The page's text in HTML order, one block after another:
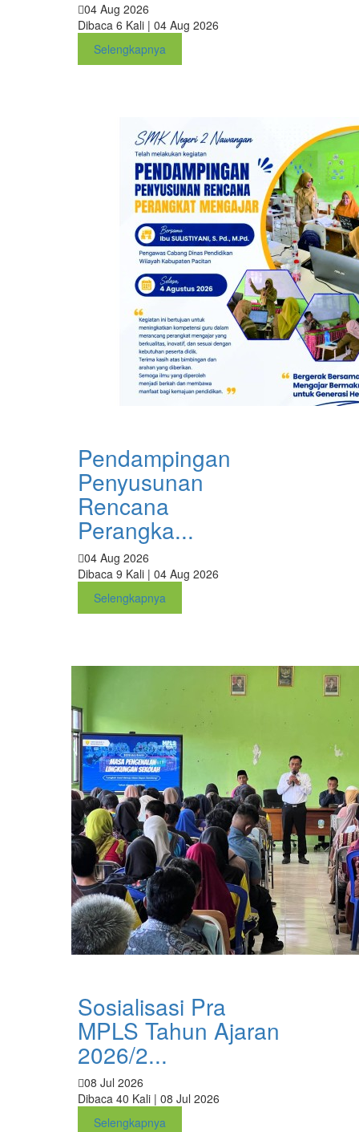
04 Aug 2026
Dibaca 6 Kali | 04 Aug 2026
Selengkapnya
Pendampingan
Penyusunan
Rencana
Perangka...
04 Aug 2026
Dibaca 9 Kali | 04 Aug 2026
Selengkapnya
Sosialisasi Pra
MPLS Tahun Ajaran
2026/2...
08 Jul 2026
Dibaca 40 Kali | 08 Jul 2026
Selengkapnya